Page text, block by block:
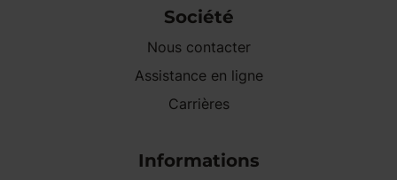
Société
Nous contacter
Assistance en ligne
Carrières
Informations